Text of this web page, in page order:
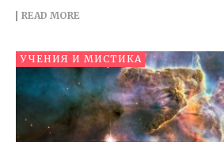
READ MORE
УЧЕНИЯ И МИСТИКА